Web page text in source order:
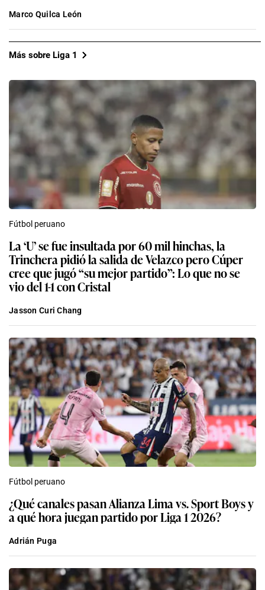
Marco Quilca León
Más sobre Liga 1
Fútbol peruano
La ‘U’ se fue insultada por 60 mil hinchas, la
Trinchera pidió la salida de Velazco pero Cúper
cree que jugó “su mejor partido”: Lo que no se
vio del 1-1 con Cristal
Jasson Curi Chang
Fútbol peruano
¿Qué canales pasan Alianza Lima vs. Sport Boys y
a qué hora juegan partido por Liga 1 2026?
Adrián Puga